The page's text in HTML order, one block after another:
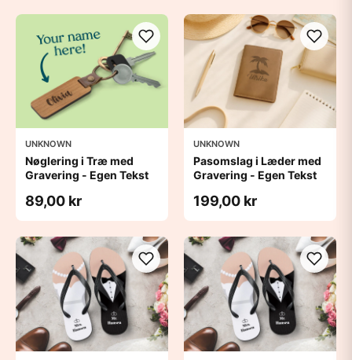
UNKNOWN
Nøglering i Træ med
Gravering - Egen Tekst
89,00 kr
UNKNOWN
Pasomslag i Læder med
Gravering - Egen Tekst
199,00 kr